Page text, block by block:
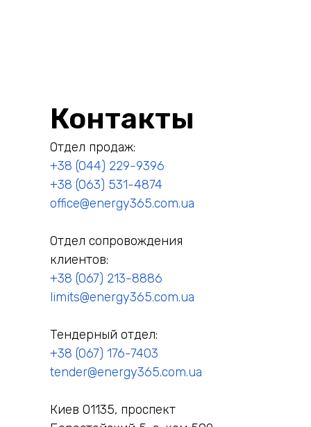
Контакты
Отдел продаж:
+38 (044) 229-9396
+38 (063) 531-4874
office@energy365.com.ua
Отдел сопровождения
клиентов:
+38 (067) 213-8886
limits@energy365.com.ua
Тендерный отдел:
+38 (067) 176-7403
tender@energy365.com.ua
Киев 01135, проспект